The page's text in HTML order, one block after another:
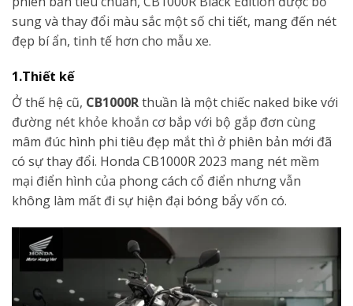
sung và thay đổi màu sắc một số chi tiết, mang đến nét
đẹp bí ẩn, tinh tế hơn cho mẫu xe.
1.Thiết kế
Ở thế hệ cũ, CB1000Rthuần là một chiếc naked bike với
đường nét khỏe khoắn cơ bắp với bộ gắp đơn cùng
mâm đúc hình phi tiêu đẹp mắt thì ở phiên bản mới đã
có sự thay đổi. Honda CB1000R 2023 mang nét mềm
mại điển hình của phong cách cổ điển nhưng vẫn
không làm mất đi sự hiện đại bóng bẩy vốn có.